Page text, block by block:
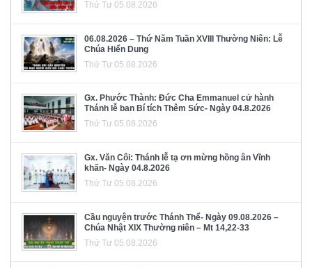
Thứ Tư 05.08.2026
06.08.2026 – Thứ Năm Tuần XVIII Thường Niên: Lễ
Chúa Hiển Dung
Thứ Tư 05.08.2026
Gx. Phước Thành: Đức Cha Emmanuel cử hành
Thánh lễ ban Bí tích Thêm Sức- Ngày 04.8.2026
Thứ Tư 05.08.2026
Gx. Văn Côi: Thánh lễ tạ ơn mừng hồng ân Vĩnh
khấn- Ngày 04.8.2026
Thứ Tư 05.08.2026
Cầu nguyện trước Thánh Thể- Ngày 09.08.2026 –
Chúa Nhật XIX Thường niên – Mt 14,22-33
Thứ Tư 05.08.2026